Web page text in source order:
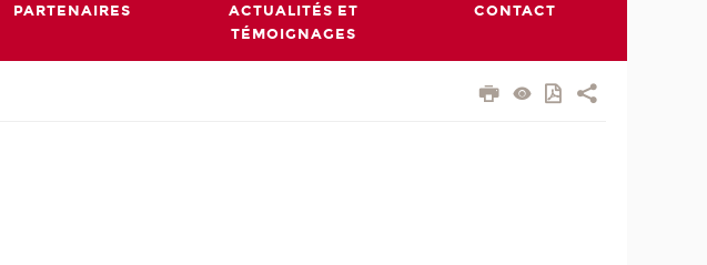
PARTENAIRES
ACTUALITÉS ET
TÉMOIGNAGES
CONTACT